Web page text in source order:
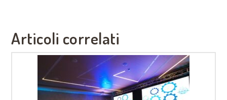
Articoli correlati